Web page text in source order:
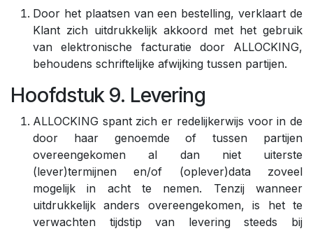
Door het plaatsen van een bestelling, verklaart de
Klant zich uitdrukkelijk akkoord met het gebruik
van elektronische facturatie door ALLOCKING,
behoudens schriftelijke afwijking tussen partijen.
Hoofdstuk 9. Levering
ALLOCKING spant zich er redelijkerwijs voor in de
door haar genoemde of tussen partijen
overeengekomen al dan niet uiterste
(lever)termijnen en/of (oplever)data zoveel
mogelijk in acht te nemen. Tenzij wanneer
uitdrukkelijk anders overeengekomen, is het te
verwachten tijdstip van levering steeds bij